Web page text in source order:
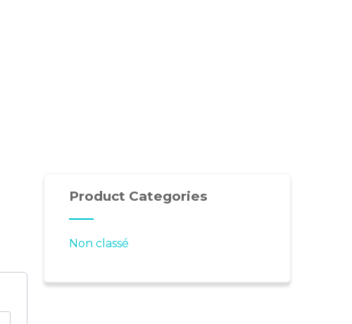
Product Categories
Non classé